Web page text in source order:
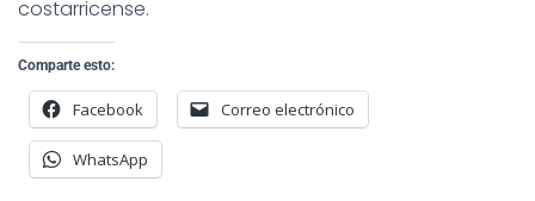
costarricense.
Comparte esto:
Facebook Correo electrónico
WhatsApp